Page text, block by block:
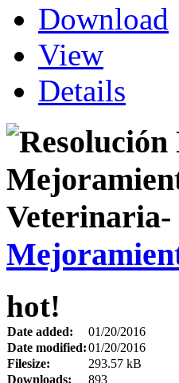
Download
View
Details
hot!
Date added:
01/20/2016
Date modified:01/20/2016
Filesize:
293.57 kB
Downloads:
893